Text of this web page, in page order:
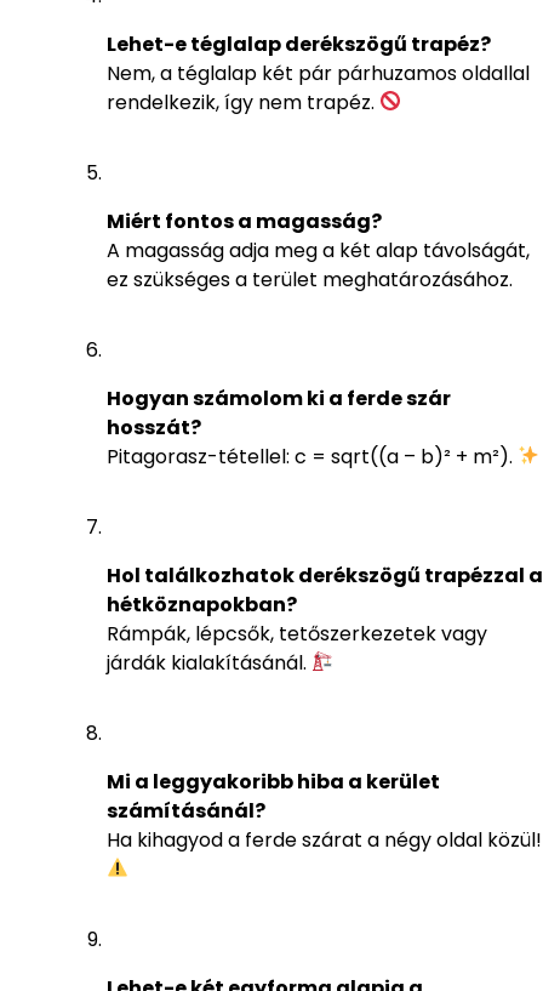
Lehet-e téglalap derékszögű trapéz?
Nem, a téglalap két pár párhuzamos oldallal
rendelkezik, így nem trapéz.
Miért fontos a magasság?
A magasság adja meg a két alap távolságát,
ez szükséges a terület meghatározásához.
Hogyan számolom ki a ferde szár
hosszát?
Pitagorasz-tétellel: c = sqrt((a – b)² + m²).
Hol találkozhatok derékszögű trapézzal a
hétköznapokban?
Rámpák, lépcsők, tetőszerkezetek vagy
járdák kialakításánál.
Mi a leggyakoribb hiba a kerület
számításánál?
Ha kihagyod a ferde szárat a négy oldal közül!